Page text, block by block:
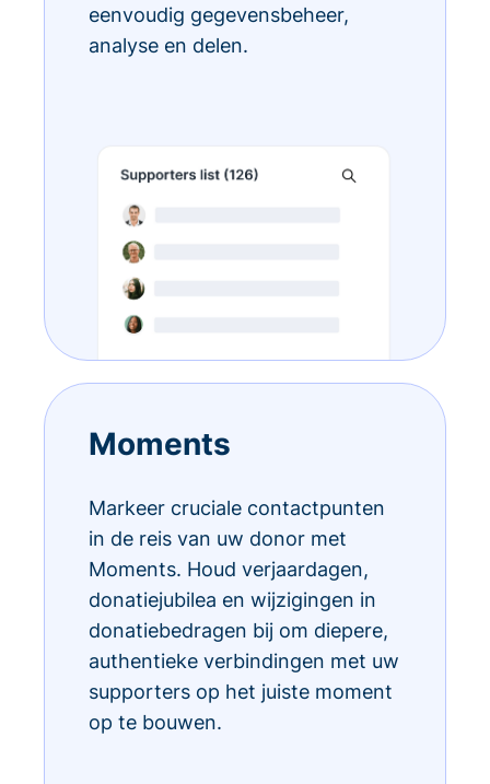
eenvoudig gegevensbeheer,
analyse en delen.
Moments
Markeer cruciale contactpunten
in de reis van uw donor met
Moments. Houd verjaardagen,
donatiejubilea en wijzigingen in
donatiebedragen bij om diepere,
authentieke verbindingen met uw
supporters op het juiste moment
op te bouwen.